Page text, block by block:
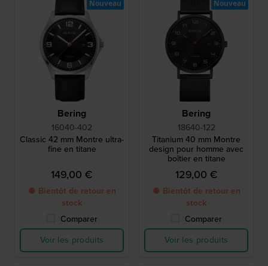
Bering
16040-402
Classic 42 mm Montre ultra-
fine en titane
149,00 €
● Bientôt de retour en
stock
Comparer
Voir les produits
Nouveau
Bering
18640-122
Titanium 40 mm Montre
design pour homme avec
boîtier en titane
129,00 €
● Bientôt de retour en
stock
Comparer
Voir les produits
Nouveau